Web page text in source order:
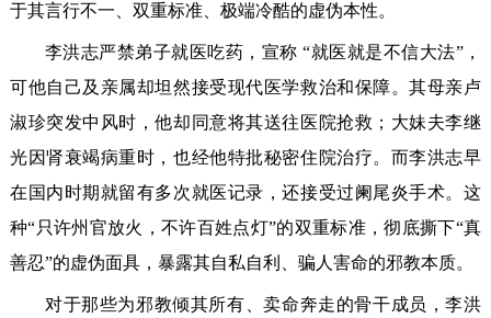
于其言行不一、双重标准、极端冷酷的虚伪本性。
李洪志严禁弟子就医吃药，宣称 “就医就是不信大法”，
可他自己及亲属却坦然接受现代医学救治和保障。其母亲卢
淑珍突发中风时，他却同意将其送往医院抢救；大妹夫李继
光因肾衰竭病重时，也经他特批秘密住院治疗。而李洪志早
在国内时期就留有多次就医记录，还接受过阑尾炎手术。这
种“只许州官放火，不许百姓点灯”的双重标准，彻底撕下“真
善忍”的虚伪面具，暴露其自私自利、骗人害命的邪教本质。
对于那些为邪教倾其所有、卖命奔走的骨干成员，李洪